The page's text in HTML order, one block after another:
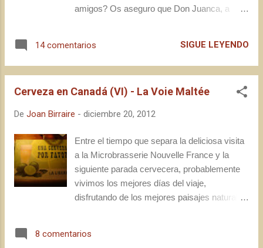
amigos? Os aseguro que Don Juanca, a
más de una ocasión con mis inacabables
historias y reflexiones cerveceras, voy a ser
todos los lectores, anónimos o conocidos, y
compartir momentos que valen su precio en
oro en un 2012 muy difícil para mí, que
pasen unas muy felices fiestas junto a su
gente, tanto amigos como familia; esperando
que el año que viene sea próspero para
todos y que gracias a la cerveza seamos
vedadera en este mundo, que no dejan de
14 comentarios SIGUE LEYENDO
Cerveza en Canadá (VI) - La Voie Maltée
De Joan Birraire - diciembre 20, 2012
Entre el tiempo que separa la deliciosa visita
a la Microbrasserie Nouvelle France y la
siguiente parada cervecera, probablemente
vivimos los mejores días del viaje,
disfrutando de los mejores paisajes naturales
después de este gran espectáculo de
8 comentarios